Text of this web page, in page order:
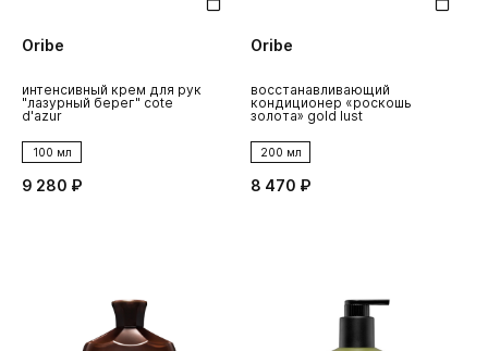
Oribe
интенсивный крем для рук
"лазурный берег" cote
d'azur
100 мл
9 280 ₽
Oribe
восстанавливающий
кондиционер «роскошь
золота» gold lust
200 мл
8 470 ₽